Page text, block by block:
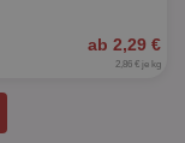
ab 2,29 €
2,86 € je kg